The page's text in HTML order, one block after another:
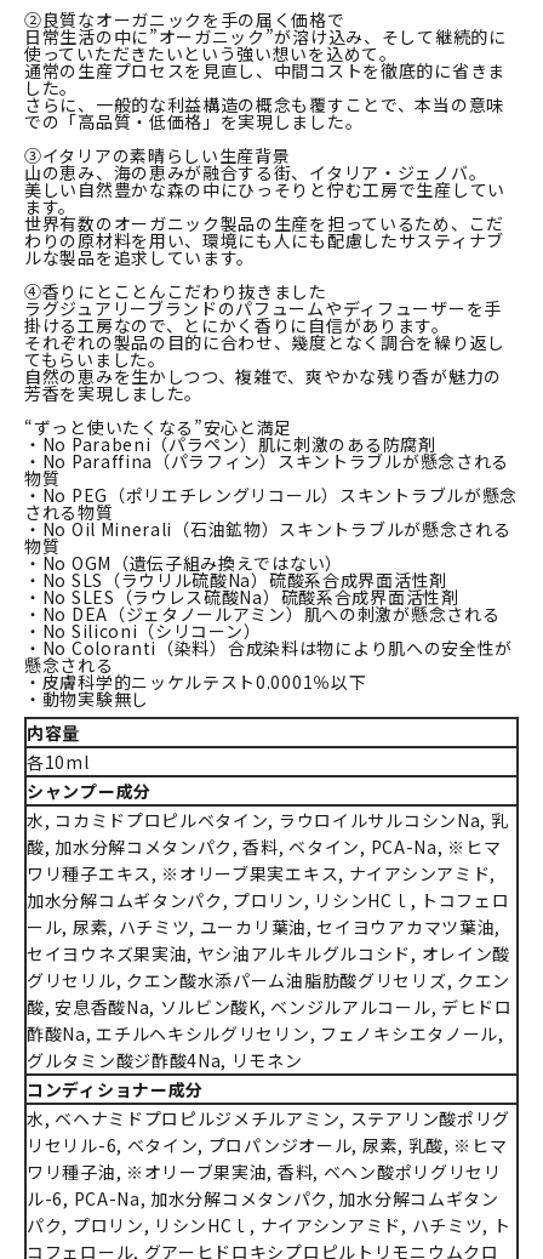
②良質なオーガニックを手の届く価格で
日常生活の中に”オーガニック”が溶け込み、そして継続的に
使っていただきたいという強い想いを込めて。
通常の生産プロセスを見直し、中間コストを徹底的に省きま
した。
さらに、一般的な利益構造の概念も覆すことで、本当の意味
での「高品質・低価格」を実現しました。
③イタリアの素晴らしい生産背景
山の恵み、海の恵みが融合する街、イタリア・ジェノバ。
美しい自然豊かな森の中にひっそりと佇む工房で生産してい
ます。
世界有数のオーガニック製品の生産を担っているため、こだ
わりの原材料を用い、環境にも人にも配慮したサスティナブ
ルな製品を追求しています。
④香りにとことんこだわり抜きました
ラグジュアリーブランドのパフュームやディフューザーを手
掛ける工房なので、とにかく香りに自信があります。
それぞれの製品の目的に合わせ、幾度となく調合を繰り返し
てもらいました。
自然の恵みを生かしつつ、複雑で、爽やかな残り香が魅力の
芳香を実現しました。
“ずっと使いたくなる”安心と満足
・No Parabeni（パラペン）肌に刺激のある防腐剤
・No Paraffina（パラフィン）スキントラブルが懸念される
物質
・No PEG（ポリエチレングリコール）スキントラブルが懸念
される物質
・No Oil Minerali（石油鉱物）スキントラブルが懸念される
物質
・No OGM（遺伝子組み換えではない）
・No SLS（ラウリル硫酸Na）硫酸系合成界面活性剤
・No SLES（ラウレス硫酸Na）硫酸系合成界面活性剤
・No DEA（ジェタノールアミン）肌への刺激が懸念される
・No Siliconi（シリコーン）
・No Coloranti（染料）合成染料は物により肌への安全性が
懸念される
・皮膚科学的ニッケルテスト0.0001％以下
・動物実験無し
内容量
各10ml
シャンプー成分
水, コカミドプロピルベタイン, ラウロイルサルコシンNa, 乳
酸, 加水分解コメタンパク, 香料, ベタイン, PCA-Na, ※ヒマ
ワリ種子エキス, ※オリーブ果実エキス, ナイアシンアミド,
加水分解コムギタンパク, プロリン, リシンHCｌ, トコフェロ
ール, 尿素, ハチミツ, ユーカリ葉油, セイヨウアカマツ葉油,
セイヨウネズ果実油, ヤシ油アルキルグルコシド, オレイン酸
グリセリル, クエン酸水添パーム油脂肪酸グリセリズ, クエン
酸, 安息香酸Na, ソルビン酸K, ベンジルアルコール, デヒドロ
酢酸Na, エチルヘキシルグリセリン, フェノキシエタノール,
グルタミン酸ジ酢酸4Na, リモネン
コンディショナー成分
水, ベヘナミドプロピルジメチルアミン, ステアリン酸ポリグ
リセリル-6, ベタイン, プロパンジオール, 尿素, 乳酸, ※ヒマ
ワリ種子油, ※オリーブ果実油, 香料, ベヘン酸ポリグリセリ
ル-6, PCA-Na, 加水分解コメタンパク, 加水分解コムギタン
パク, プロリン, リシンHCｌ, ナイアシンアミド, ハチミツ, ト
コフェロール, グアーヒドロキシプロピルトリモニウムクロ